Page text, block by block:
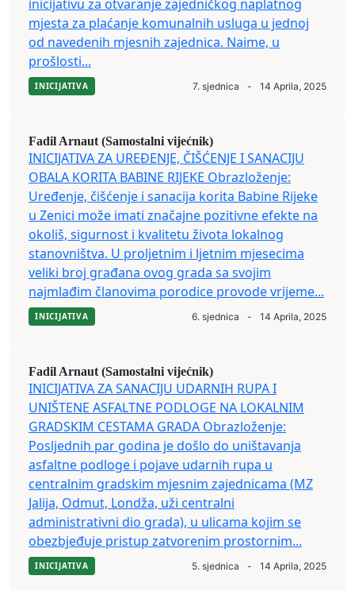
inicijativu za otvaranje zajedničkog naplatnog
mjesta za plaćanje komunalnih usluga u jednoj
od navedenih mjesnih zajednica. Naime, u
prošlosti...
INICIJATIVA 7. sjednica - 14 Aprila, 2025
Fadil Arnaut (Samostalni vijećnik)
INICIJATIVA ZA UREĐENJE, ČIŠĆENJE I SANACIJU
OBALA KORITA BABINE RIJEKE Obrazloženje:
Uređenje, čišćenje i sanacija korita Babine Rijeke
u Zenici može imati značajne pozitivne efekte na
okoliš, sigurnost i kvalitetu života lokalnog
stanovništva. U proljetnim i ljetnim mjesecima
veliki broj građana ovog grada sa svojim
najmlađim članovima porodice provode vrijeme...
INICIJATIVA 6. sjednica - 14 Aprila, 2025
Fadil Arnaut (Samostalni vijećnik)
INICIJATIVA ZA SANACIJU UDARNIH RUPA I
UNIŠTENE ASFALTNE PODLOGE NA LOKALNIM
GRADSKIM CESTAMA GRADA Obrazloženje:
Posljednih par godina je došlo do uništavanja
asfaltne podloge i pojave udarnih rupa u
centralnim gradskim mjesnim zajednicama (MZ
Jalija, Odmut, Londža, uži centralni
administrativni dio grada), u ulicama kojim se
obezbjeđuje pristup zatvorenim prostornim...
INICIJATIVA 5. sjednica - 14 Aprila, 2025